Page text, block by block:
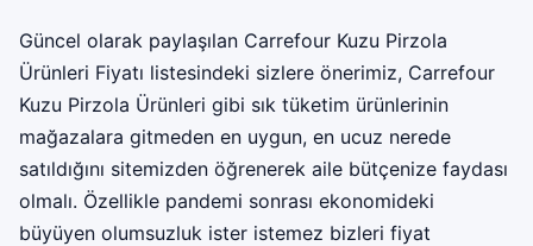
Güncel olarak paylaşılan Carrefour Kuzu Pirzola
Ürünleri Fiyatı listesindeki sizlere önerimiz, Carrefour
Kuzu Pirzola Ürünleri gibi sık tüketim ürünlerinin
mağazalara gitmeden en uygun, en ucuz nerede
satıldığını sitemizden öğrenerek aile bütçenize faydası
olmalı. Özellikle pandemi sonrası ekonomideki
büyüyen olumsuzluk ister istemez bizleri fiyat